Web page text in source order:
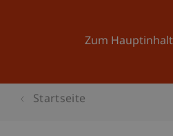
Zum
Startseite